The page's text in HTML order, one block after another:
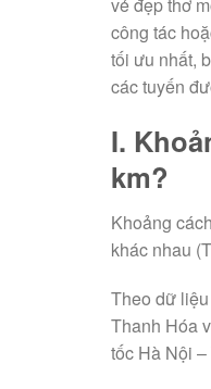
công tác
tối ưu nhất,
các tuyến
I.
km?
Khoảng
khác nhau
Theo dữ
Thanh Hóa
tốc Hà Nội